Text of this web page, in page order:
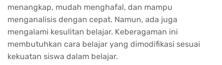
menangkap, mudah menghafal, dan mampu
menganalisis dengan cepat. Namun, ada juga
mengalami kesulitan belajar. Keberagaman ini
membutuhkan cara belajar yang dimodifikasi sesuai
kekuatan siswa dalam belajar.